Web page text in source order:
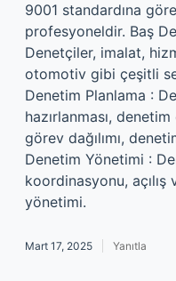
9001 standardına
profesyoneldir. Baş
Denetçiler, imalat,
otomotiv gibi çeşitli
Denetim Planlama :
hazırlanması,
görev dağılımı,
Denetim Yönetimi :
koordinasyonu, açılış
yönetimi.
Mart 17, 2025 Yanıtla